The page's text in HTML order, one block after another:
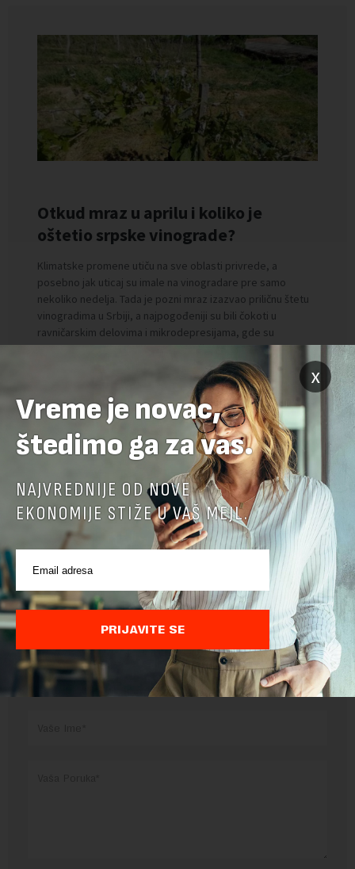
Preuzimanje delova teksta je dozvoljeno, ali uz obavezno navođenje
izvora i uz postavljanje linka ka izvornom tekstu na novaekonomija.rs
TEMA:
KLIMATSKE PROMENE POPLAVE POPLAVE 2014.
OSTAVITE ODGOVOR
x
Vreme je novac,
štedimo ga za vas.
NAJVREDNIJE OD NOVE
EKONOMIJE STIŽE U VAŠ MEJL.
PRIJAVITE SE